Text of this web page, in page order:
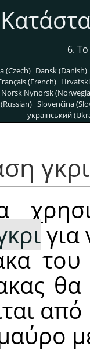
6.
(Czech) Dansk (Danish)
(French)
Norsk Nynorsk
Slovenčina
український
για
του